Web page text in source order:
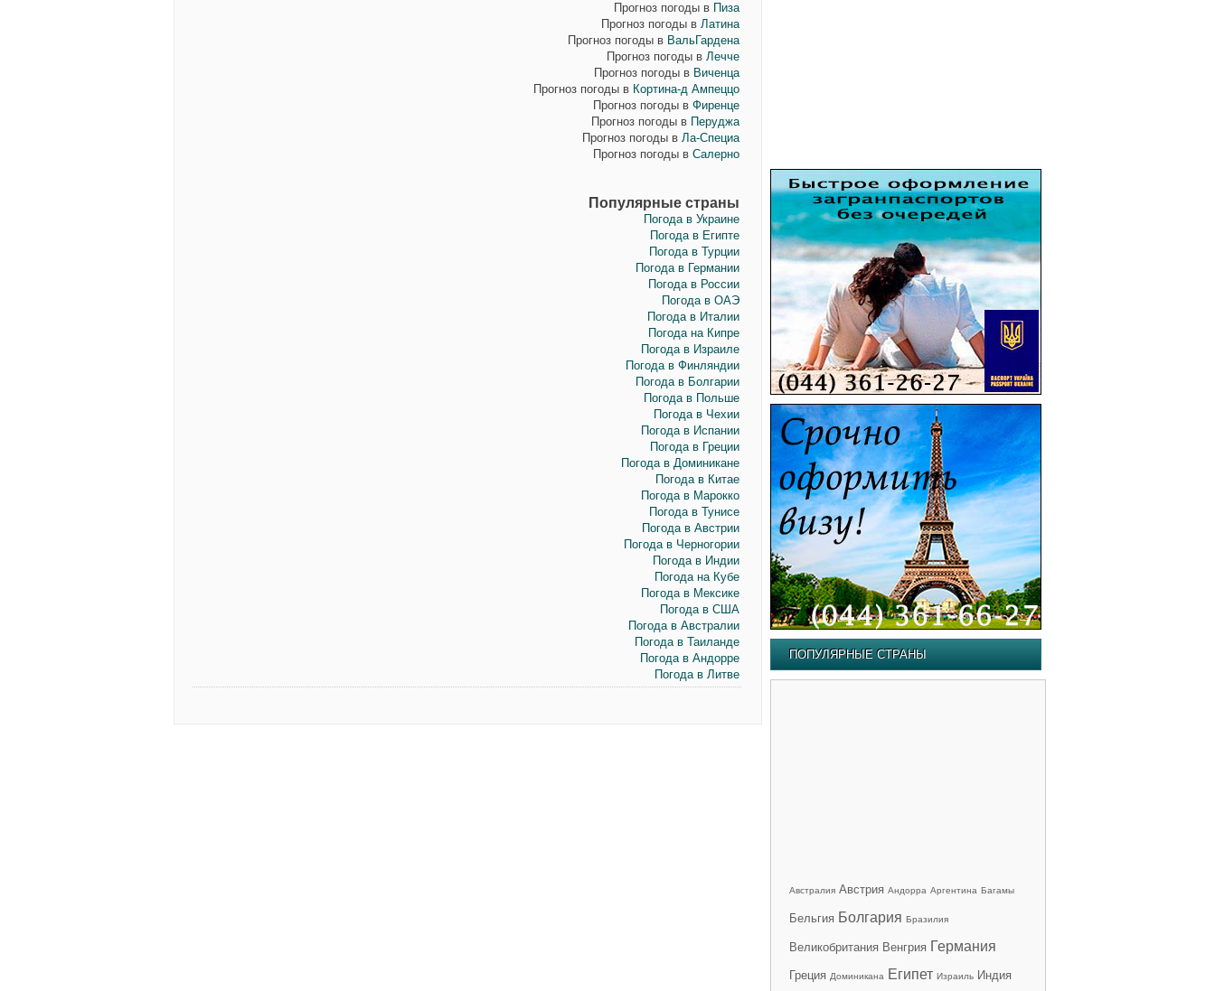
Прогноз погоды в Пиза
Прогноз погоды в Латина
Прогноз погоды в ВальГардена
Прогноз погоды в Леччe
Прогноз погоды в Виченца
Прогноз погоды в Кортина-д Ампеццо
Прогноз погоды в Фиренце
Прогноз погоды в Перуджа
Прогноз погоды в Ла-Специа
Прогноз погоды в Салерно
Популярные страны
Погода в Украине
Погода в Египте
Погода в Турции
Погода в Германии
Погода в России
Погода в ОАЭ
Погода в Италии
Погода на Кипре
Погода в Израиле
Погода в Финляндии
Погода в Болгарии
Погода в Польше
Погода в Чехии
Погода в Испании
Погода в Греции
Погода в Доминикане
Погода в Китае
Погода в Марокко
Погода в Тунисе
Погода в Австрии
Погода в Черногории
Погода в Индии
Погода на Кубе
Погода в Мексике
Погода в США
Погода в Австралии
Погода в Таиланде
Погода в Андорре
Погода в Литве
ПОПУЛЯРНЫЕ СТРАНЫ
Австралия Австрия Андорра Аргентина Багамы
Бельгия Болгария Бразилия
Великобритания Венгрия Германия
Греция Доминикана Египет Израиль Индия